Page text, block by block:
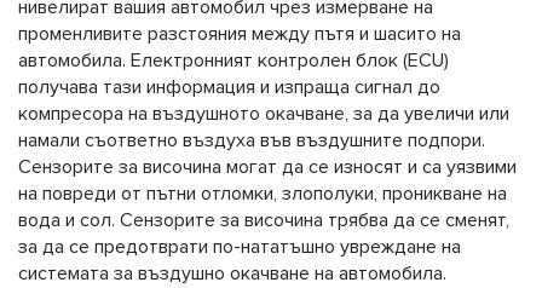
нивелират вашия автомобил чрез измерване на
променливите разстояния между пътя и шасито на
автомобила. Електронният контролен блок (ECU)
получава тази информация и изпраща сигнал до
компресора на въздушното окачване, за да увеличи или
намали съответно въздуха във въздушните подпори.
Сензорите за височина могат да се износят и са уязвими
на повреди от пътни отломки, злополуки, проникване на
вода и сол. Сензорите за височина трябва да се сменят,
за да се предотврати по-нататъшно увреждане на
системата за въздушно окачване на автомобила.